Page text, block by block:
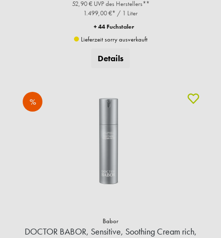
52,90 € UVP des Herstellers**
1.499,00 €* / 1 Liter
+ 44 Fuchstaler
Lieferzeit sorry ausverkauft
Details
%
Babor
DOCTOR BABOR, Sensitive, Soothing Cream rich,